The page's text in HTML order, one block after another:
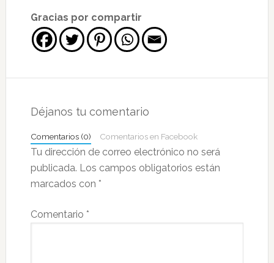
Gracias por compartir
con
lectores
Déjanos tu comentario
Comentarios (0) Comentarios en Facebook
Tu dirección de correo electrónico no será
publicada. Los campos obligatorios están
marcados con *
Comentario *